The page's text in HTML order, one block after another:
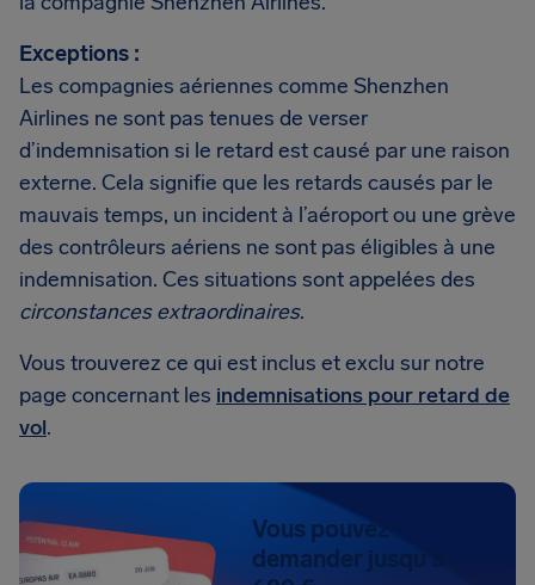
Exceptions :
Les compagnies aériennes comme Shenzhen
Airlines ne sont pas tenues de verser
d’indemnisation si le retard est causé par une raison
externe. Cela signifie que les retards causés par le
mauvais temps, un incident à l’aéroport ou une grève
des contrôleurs aériens ne sont pas éligibles à une
indemnisation. Ces situations sont appelées des
circonstances extraordinaires.
Vous trouverez ce qui est inclus et exclu sur notre
page concernant les indemnisations pour retard de
vol.
Vous pouvez
demander jusqu’à